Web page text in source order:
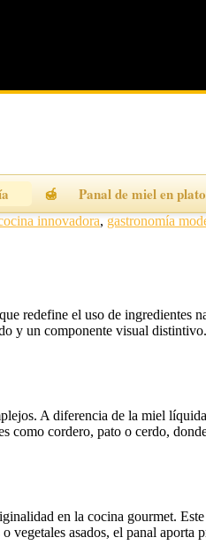
Panal de miel en
innovadora, gastronomía
redefine el uso de ingredientes
y un componente visual
A diferencia de la miel
cordero, pato o cerdo,
en la cocina gourmet.
vegetales asados, el panal